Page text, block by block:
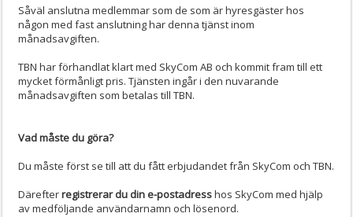
Såväl anslutna medlemmar som de som är hyresgäster hos
någon med fast anslutning har denna tjänst inom
månadsavgiften.
TBN har förhandlat klart med SkyCom AB och kommit fram till ett
mycket förmånligt pris. Tjänsten ingår i den nuvarande
månadsavgiften som betalas till TBN.
Vad måste du göra?
Du måste först se till att du fått erbjudandet från SkyCom och TBN.
Därefterregistrerar du din e-postadresshos SkyCom med hjälp
av medföljande användarnamn och lösenord.